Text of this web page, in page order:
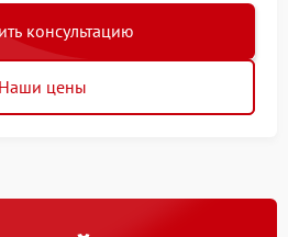
консультацию
Наши цены